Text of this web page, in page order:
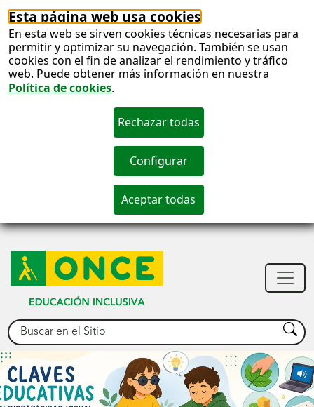
Esta página web usa cookies
En esta web se sirven cookies técnicas necesarias para
permitir y optimizar su navegación. También se usan
cookies con el fin de analizar el rendimiento y tráfico
web. Puede obtener más información en nuestra
Política de cookies.
Buscar Buscar